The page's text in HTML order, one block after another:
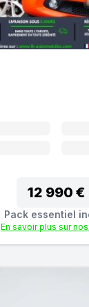
12 990 €
Pack essentiel
En savoir plus sur